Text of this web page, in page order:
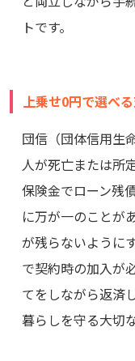
トです。
上乗せ0円で選べ
団信（団体信用生
人が死亡または所
保険金でローン残
に万が一のことが
が残らないように
で契約時の加入が
てをしながら返済
暮らしを守る大切